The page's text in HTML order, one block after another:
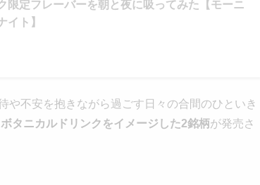
限定フレーバーを朝と夜に吸ってみた【モーニ
イト】
や不安を抱きながら過ごす日々の合間のひといき
ボタニカルドリンクをイメージした2銘柄が発売さ